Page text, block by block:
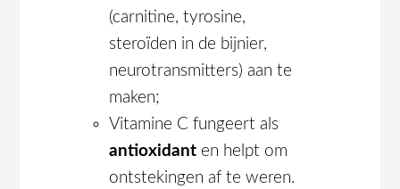
(carnitine, tyrosine,
steroïden in de bijnier,
neurotransmitters) aan te
maken;
Vitamine C fungeert als
antioxidant en helpt om
ontstekingen af te weren.